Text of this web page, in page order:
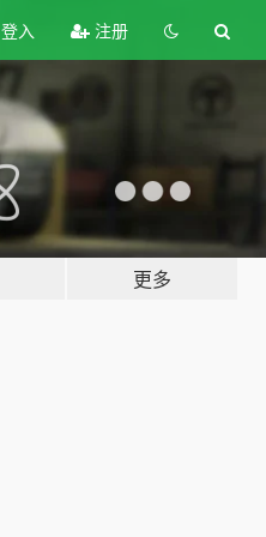
登入 注册
更多